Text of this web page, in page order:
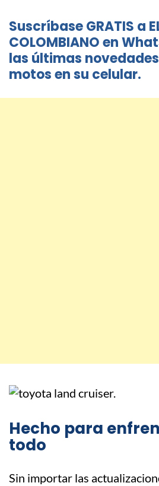
Suscríbase GRATIS a
COLOMBIANO en
las últimas
motos en su celular.
Hecho para
todo
Sin importar las